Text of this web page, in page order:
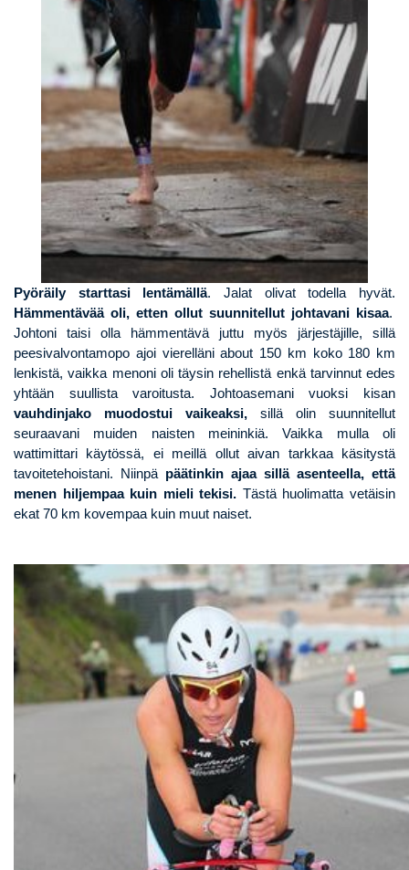
Pyöräily starttasi lentämällä. Jalat olivat todella hyvät.
Hämmentävää oli, etten ollut suunnitellut johtavani kisaa.
Johtoni taisi olla hämmentävä juttu myös järjestäjille, sillä
peesivalvontamopo ajoi vierelläni about 150 km koko 180 km
lenkistä, vaikka menoni oli täysin rehellistä enkä tarvinnut edes
yhtään suullista varoitusta. Johtoasemani vuoksi kisan
vauhdinjako muodostui vaikeaksi, sillä olin suunnitellut
seuraavani muiden naisten meininkiä. Vaikka mulla oli
wattimittari käytössä, ei meillä ollut aivan tarkkaa käsitystä
tavoitetehoistani. Niinpä päätinkin ajaa sillä asenteella, että
menen hiljempaa kuin mieli tekisi. Tästä huolimatta vetäisin
ekat 70 km kovempaa kuin muut naiset.